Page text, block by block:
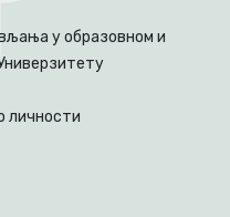
у образовном и
личности